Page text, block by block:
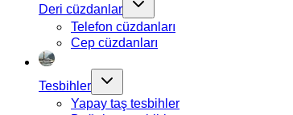
Deri cüzdanlar
Telefon cüzdanları
Cep cüzdanları
Tesbihler
Yapay taş tesbihler